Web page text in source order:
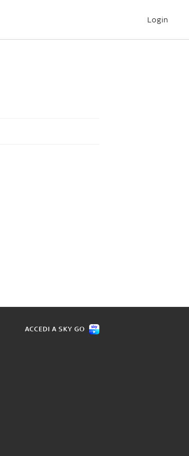
Login
ACCEDI A SKY GO